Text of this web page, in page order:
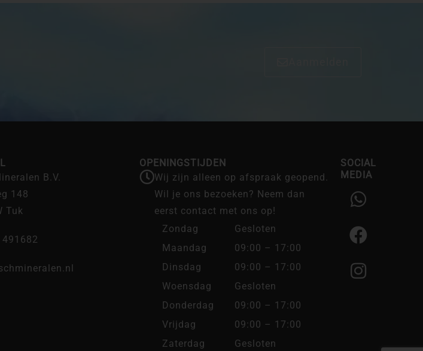
B.V.
148
Tuk
OPENINGSTIJDEN
Wij zijn alleen op afspraak geopend.
Wil je ons bezoeken? Neem dan
eerst contact met ons op!
Zondag
Gesloten
Maandag
09:00 – 17:00
Dinsdag
09:00 – 17:00
Woensdag
Gesloten
Donderdag
09:00 – 17:00
Vrijdag
09:00 – 17:00
Zaterdag
Gesloten
SOCIAL
MEDIA
W
h
a
t
s
a
F
a
c
e
b
o
I
n
s
t
a
g